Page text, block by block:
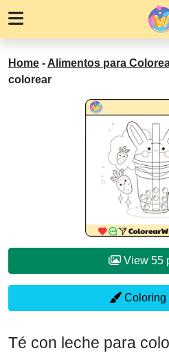
Home - Alimentos para
colorear
Coloring
Té con leche para